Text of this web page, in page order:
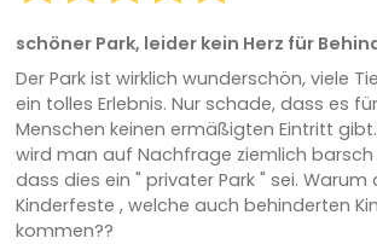
schöner Park, leider kein Herz für
Der Park ist wirklich wunderschön, viele
ein tolles Erlebnis. Nur schade, dass es
Menschen keinen ermäßigten Eintritt
wird man auf Nachfrage ziemlich
dass dies ein " privater Park " sei. Warum
Kinderfeste , welche auch behinderten
kommen??